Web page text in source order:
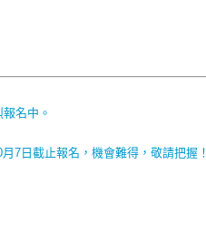
名中。
7日截止報名，機會難得，敬請把握！